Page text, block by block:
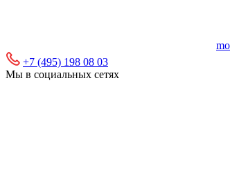
+7 (495) 198 08 03
Мы в социальных сетях